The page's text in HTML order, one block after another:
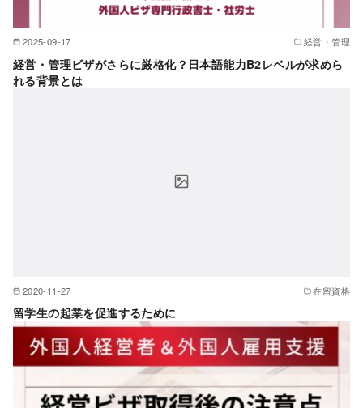
2025-09-17 経営・管理
経営・管理ビザがさらに厳格化？日本語能力B2レベルが求めら
れる背景とは
2020-11-27 在留資格
留学生の起業を促進するために